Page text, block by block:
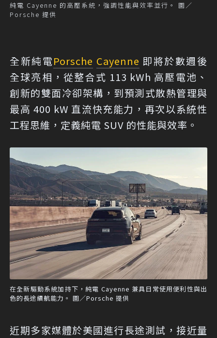
純電 Cayenne 的高壓系統，強調性能與效率並行。 圖／
Porsche 提供
全新純電Porsche Cayenne 即將於數週後
全球亮相，從整合式 113 kWh 高壓電池、
創新的雙面冷卻架構，到預測式散熱管理與
最高 400 kW 直流快充能力，再次以系統性
工程思維，定義純電 SUV 的性能與效率。
在全新驅動系統加持下，純電 Cayenne 兼具日常使用便利性與出
色的長途續航能力。 圖／Porsche 提供
近期多家媒體於美國進行長途測試，接近量